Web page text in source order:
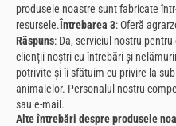
produsele noastre sunt fabricate
resursele.Întrebarea 3: Oferă
Răspuns: Da, serviciul nostru
clienții noștri cu întrebări și
potrivite și îi sfătuim cu privire la
animalelor. Personalul nostru
sau e-mail.
Alte întrebări despre produsele